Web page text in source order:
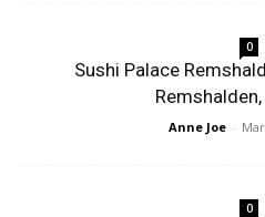
0
Sushi Palace
Anne Joe -
0